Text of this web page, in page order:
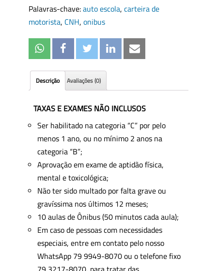
de
Categoria
(ÔNIBUS)
10
Aulas
quantity
Palavras-chave:auto escola, carteira de
motorista, CNH, onibus
Descrição Avaliações (0)
TAXAS E EXAMES NÃO INCLUSOS
Ser habilitado na categoria “C” por pelo
menos 1 ano, ou no mínimo 2 anos na
categoria “B”;
Aprovação em exame de aptidão física,
mental e toxicológica;
Não ter sido multado por falta grave ou
gravíssima nos últimos 12 meses;
10 aulas de Ônibus (50 minutos cada aula);
Em caso de pessoas com necessidades
especiais, entre em contato pelo nosso
WhatsApp 79 9949-8070 ou o telefone fixo